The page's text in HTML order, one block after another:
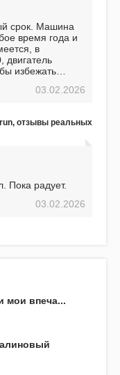
срок. Машина
время года и
в
двигатель
избежать
поломки,
он даже
03.02.2026
отзывы реальных
Пока радует.
03.02.2026
мои впеча...